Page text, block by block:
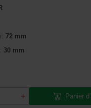
72 mm
30 mm
Panier